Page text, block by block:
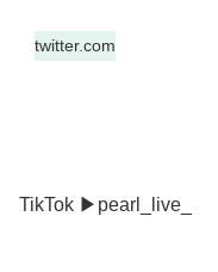
twitter.com
TikTok ▶pearl_live_